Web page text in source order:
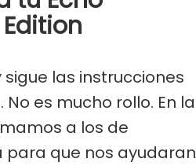
Edition
sigue las instrucciones
No es mucho rollo. En la
a los de
para que nos ayudaran